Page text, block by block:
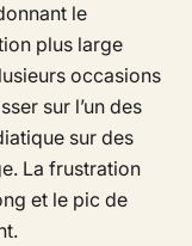
le
plus large
occasions
sur l’un des
sur des
La frustration
et le pic de